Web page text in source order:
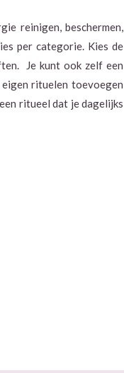
reinigen, beschermen,
per categorie. Kies de
Je kunt ook zelf een
rituelen toevoegen
ritueel dat je dagelijks